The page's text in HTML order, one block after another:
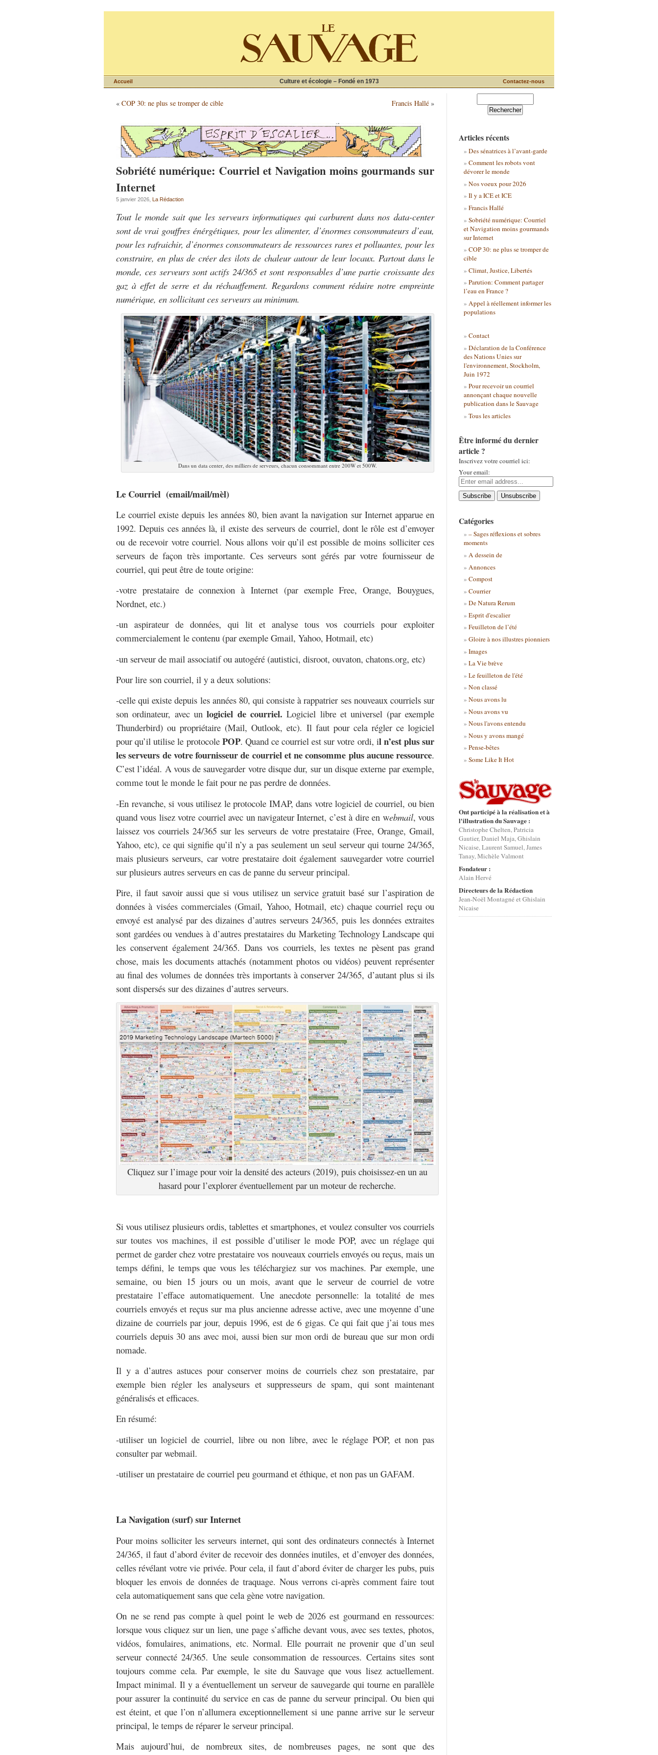
Culture et écologie – Fondé en 1973
Accueil Contactez-nous
« COP 30: ne plus se tromper de cible Francis Hallé »
Sobriété numérique: Courriel et Navigation moins gourmands sur
Internet
5 janvier 2026, La Rédaction
Tout le monde sait que les serveurs informatiques qui carburent dans nos data-center
sont de vrai gouffres énérgétiques, pour les alimenter, d’énormes consommateurs d’eau,
pour les rafraichir, d’énormes consommateurs de ressources rares et polluantes, pour les
construire, en plus de créer des ilots de chaleur autour de leur locaux. Partout dans le
monde, ces serveurs sont actifs 24/365 et sont responsables d’une partie croissante des
gaz à effet de serre et du réchauffement. Regardons comment réduire notre empreinte
numérique, en sollicitant ces serveurs au minimum.
Dans un data center, des milliers de serveurs, chacun consommant entre 200W et 500W.
Le Courriel (email/mail/mèl)
Le courriel existe depuis les années 80, bien avant la navigation sur Internet apparue en
1992. Depuis ces années là, il existe des serveurs de courriel, dont le rôle est d’envoyer
ou de recevoir votre courriel. Nous allons voir qu’il est possible de moins solliciter ces
serveurs de façon très importante. Ces serveurs sont gérés par votre fournisseur de
courriel, qui peut être de toute origine:
-votre prestataire de connexion à Internet (par exemple Free, Orange, Bouygues,
Nordnet, etc.)
-un aspirateur de données, qui lit et analyse tous vos courriels pour exploiter
commercialement le contenu (par exemple Gmail, Yahoo, Hotmail, etc)
-un serveur de mail associatif ou autogéré (autistici, disroot, ouvaton, chatons.org, etc)
Pour lire son courriel, il y a deux solutions:
-celle qui existe depuis les années 80, qui consiste à rappatrier ses nouveaux courriels sur
son ordinateur, avec unlogiciel de courriel. Logiciel libre et universel (par exemple
Thunderbird) ou propriétaire (Mail, Outlook, etc). Il faut pour cela régler ce logiciel
pour qu’il utilise le protocole POP. Quand ce courriel est sur votre ordi, il n’est plus sur
les serveurs de votre fournisseur de courriel et ne consomme plus aucune ressource.
C’est l’idéal. A vous de sauvegarder votre disque dur, sur un disque externe par exemple,
comme tout le monde le fait pour ne pas perdre de données.
-En revanche, si vous utilisez le protocole IMAP, dans votre logiciel de courriel, ou bien
quand vous lisez votre courriel avec un navigateur Internet, c’est à dire en webmail, vous
laissez vos courriels 24/365 sur les serveurs de votre prestataire (Free, Orange, Gmail,
Yahoo, etc), ce qui signifie qu’il n’y a pas seulement un seul serveur qui tourne 24/365,
mais plusieurs serveurs, car votre prestataire doit également sauvegarder votre courriel
sur plusieurs autres serveurs en cas de panne du serveur principal.
Pire, il faut savoir aussi que si vous utilisez un service gratuit basé sur l’aspiration de
données à visées commerciales (Gmail, Yahoo, Hotmail, etc) chaque courriel reçu ou
envoyé est analysé par des dizaines d’autres serveurs 24/365, puis les données extraites
sont gardées ou vendues à d’autres prestataires du Marketing Technology Landscape qui
les conservent également 24/365. Dans vos courriels, les textes ne pèsent pas grand
chose, mais les documents attachés (notamment photos ou vidéos) peuvent représenter
au final des volumes de données très importants à conserver 24/365, d’autant plus si ils
sont dispersés sur des dizaines d’autres serveurs.
Cliquez sur l’image pour voir la densité des acteurs (2019), puis choisissez-en un au
hasard pour l’explorer éventuellement par un moteur de recherche.
Si vous utilisez plusieurs ordis, tablettes et smartphones, et voulez consulter vos courriels
sur toutes vos machines, il est possible d’utiliser le mode POP, avec un réglage qui
permet de garder chez votre prestataire vos nouveaux courriels envoyés ou reçus, mais un
temps défini, le temps que vous les téléchargiez sur vos machines. Par exemple, une
semaine, ou bien 15 jours ou un mois, avant que le serveur de courriel de votre
prestataire l’efface automatiquement. Une anecdote personnelle: la totalité de mes
courriels envoyés et reçus sur ma plus ancienne adresse active, avec une moyenne d’une
dizaine de courriels par jour, depuis 1996, est de 6 gigas. Ce qui fait que j’ai tous mes
courriels depuis 30 ans avec moi, aussi bien sur mon ordi de bureau que sur mon ordi
nomade.
Il y a d’autres astuces pour conserver moins de courriels chez son prestataire, par
exemple bien régler les analyseurs et suppresseurs de spam, qui sont maintenant
généralisés et efficaces.
En résumé:
-utiliser un logiciel de courriel, libre ou non libre, avec le réglage POP, et non pas
consulter par webmail.
-utiliser un prestataire de courriel peu gourmand et éthique, et non pas un GAFAM.
La Navigation (surf) sur Internet
Pour moins solliciter les serveurs internet, qui sont des ordinateurs connectés à Internet
24/365, il faut d’abord éviter de recevoir des données inutiles, et d’envoyer des données,
celles révélant votre vie privée. Pour cela, il faut d’abord éviter de charger les pubs, puis
bloquer les envois de données de traquage. Nous verrons ci-après comment faire tout
cela automatiquement sans que cela gène votre navigation.
On ne se rend pas compte à quel point le web de 2026 est gourmand en ressources:
lorsque vous cliquez sur un lien, une page s’affiche devant vous, avec ses textes, photos,
vidéos, fomulaires, animations, etc. Normal. Elle pourrait ne provenir que d’un seul
serveur connecté 24/365. Une seule consommation de ressources. Certains sites sont
toujours comme cela. Par exemple, le site du Sauvage que vous lisez actuellement.
Impact minimal. Il y a éventuellement un serveur de sauvegarde qui tourne en parallèle
pour assurer la continuité du service en cas de panne du serveur principal. Ou bien qui
est éteint, et que l’on n’allumera exceptionnellement si une panne arrive sur le serveur
principal, le temps de réparer le serveur principal.
Mais aujourd’hui, de nombreux sites, de nombreuses pages, ne sont que des
Articles récents
Des sénatrices à l’avant-garde
Comment les robots vont
dévorer le monde
Nos voeux pour 2026
Il y a ICE et ICE
Francis Hallé
Sobriété numérique: Courriel
et Navigation moins gourmands
sur Internet
COP 30: ne plus se tromper de
cible
Climat, Justice, Libertés
Parution: Comment partager
l’eau en France ?
Appel à réellement informer les
populations
Contact
Déclaration de la Conférence
des Nations Unies sur
l'environnement, Stockholm,
Juin 1972
Pour recevoir un courriel
annonçant chaque nouvelle
publication dans le Sauvage
Tous les articles
Être informé du dernier
article ?
Inscrivez votre courriel ici:
Your email:
Catégories
– Sages réflexions et sobres
moments
A dessein de
Annonces
Compost
Courrier
De Natura Rerum
Esprit d'escalier
Feuilleton de l’été
Gloire à nos illustres pionniers
Images
La Vie brève
Le feuilleton de l'été
Non classé
Nous avons lu
Nous avons vu
Nous l'avons entendu
Nous y avons mangé
Pense-bêtes
Some Like It Hot
Ont participé à la réalisation et à
l'illustration du Sauvage :
Christophe Chelten, Patricia
Gautier, Daniel Maja, Ghislain
Nicaise, Laurent Samuel, James
Tanay, Michèle Valmont
Fondateur :
Alain Hervé
Directeurs de la Rédaction
Jean-Noël Montagné et Ghislain
Nicaise